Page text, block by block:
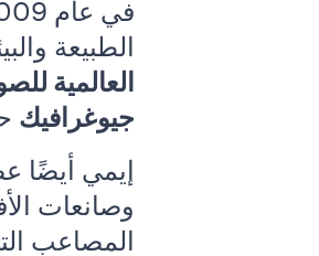
الطبيعة
العالمية
جيوغرافيك
إيمي
وصانعات
المصاعب